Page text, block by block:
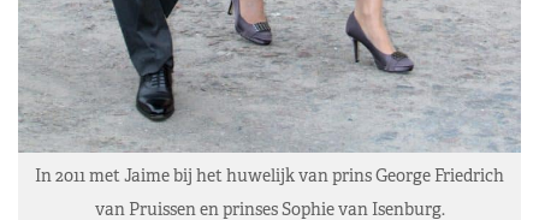
In 2011 met Jaime bij het huwelijk van prins George Friedrich
van Pruissen en prinses Sophie van Isenburg.